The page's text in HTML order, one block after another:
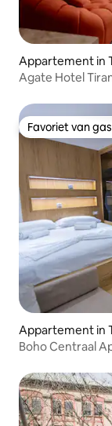
Appartement in
Agate Hotel
Favoriet van
Favoriet van
Appartement in
Boho Centraal